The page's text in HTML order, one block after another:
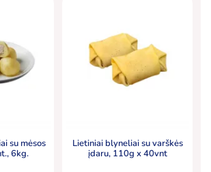
su mėsos
6kg.
Lietiniai blyneliai su varškės
įdaru, 110g x 40vnt